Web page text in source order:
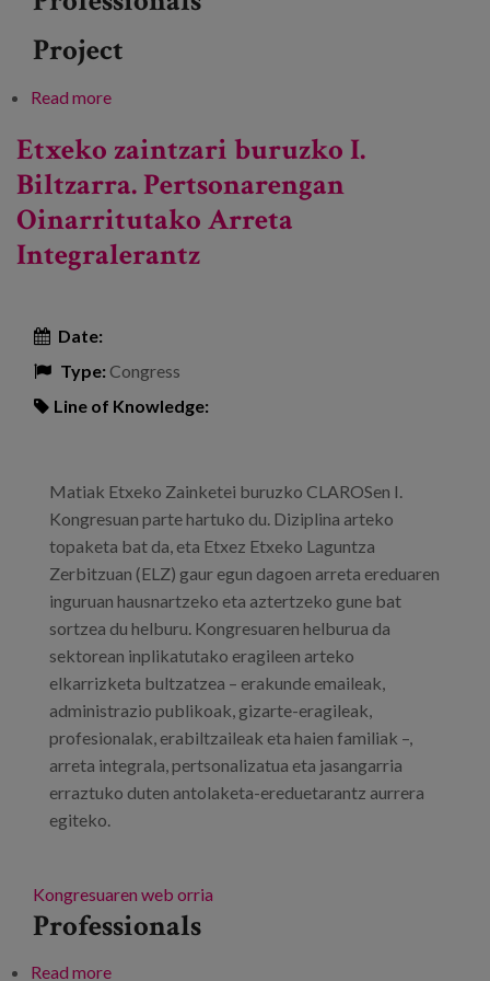
Project
Read moreabout Sustraiak: Zainketak duintasunetik eta
Etxeko zaintzari buruzko I.
Biltzarra. Pertsonarengan
Oinarritutako Arreta
Integralerantz
Date:
Type:Congress
Line of Knowledge:
Matiak Etxeko Zainketei buruzko CLAROSen I.
Kongresuan parte hartuko du. Diziplina arteko
topaketa bat da, eta Etxez Etxeko Laguntza
Zerbitzuan (ELZ) gaur egun dagoen arreta ereduaren
inguruan hausnartzeko eta aztertzeko gune bat
sortzea du helburu. Kongresuaren helburua da
sektorean inplikatutako eragileen arteko
elkarrizketa bultzatzea – erakunde emaileak,
administrazio publikoak, gizarte-eragileak,
profesionalak, erabiltzaileak eta haien familiak –,
arreta integrala, pertsonalizatua eta jasangarria
erraztuko duten antolaketa-ereduetarantz aurrera
egiteko.
Kongresuaren web orria
Professionals
Read moreabout Etxeko zaintzari buruzko I. Biltzarra.